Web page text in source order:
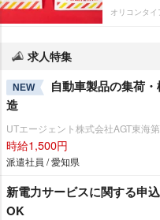
オリコンタイ
求人特集
NEW
自動車製品の集荷
造
UTエージェント株式会社AGT東海
時給1,500円
派遣社員 / 愛知県
新電力サービスに関する申
OK